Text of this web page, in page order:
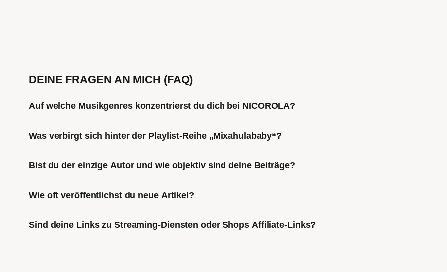
DEINE FRAGEN AN MICH (FAQ)
Auf welche Musikgenres konzentrierst du dich bei NICOROLA?
Was verbirgt sich hinter der Playlist-Reihe „Mixahulababy“?
Bist du der einzige Autor und wie objektiv sind deine Beiträge?
Wie oft veröffentlichst du neue Artikel?
Sind deine Links zu Streaming-Diensten oder Shops Affiliate-Links?